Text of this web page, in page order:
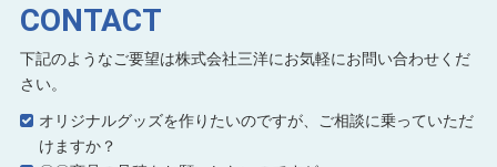
CONTACT
下記のようなご要望は株式会社三洋にお気軽にお問い合わせくだ
さい。
オリジナルグッズを作りたいのですが、ご相談に乗っていただ
けますか？